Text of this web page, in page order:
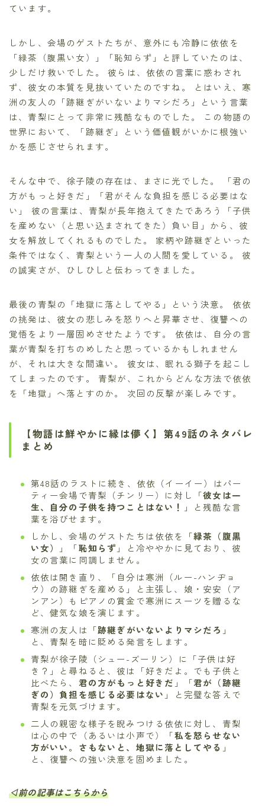
ています。
しかし、会場のゲストたちが、意外にも冷静に依依を
「緑茶（腹黒い女）」「恥知らず」と評していたのは、
少しだけ救いでした。 彼らは、依依の言葉に惑わされ
ず、彼女の本質を見抜いていたのですね。 とはいえ、寒
洲の友人の「跡継ぎがいないよりマシだろ」という言葉
は、青梨にとって非常に残酷なものでした。 この物語の
世界において、「跡継ぎ」という価値観がいかに根強い
かを感じさせられます。
そんな中で、徐子陵の存在は、まさに光でした。 「君の
方がもっと好きだ」「君がそんな負担を感じる必要はな
い」 彼の言葉は、青梨が長年抱えてきたであろう「子供
を産めない（と思い込まされてきた）負い目」から、彼
女を解放してくれるものでした。 家柄や跡継ぎといった
条件ではなく、青梨という一人の人間を愛している。 彼
の誠実さが、ひしひしと伝わってきました。
最後の青梨の「地獄に落としてやる」という決意。 依依
の挑発は、彼女の悲しみを怒りへと昇華させ、復讐への
覚悟をより一層固めさせたようです。 依依は、自分の言
葉が青梨を打ちのめしたと思っているかもしれません
が、それは大きな間違い。 彼女は、眠れる獅子を起こし
てしまったのです。 青梨が、これからどんな方法で依依
を「地獄」へ落とすのか。 次回の反撃が楽しみです。
【物語は鮮やかに縁は儚く】第49話のネタバレ
まとめ
第48話のラストに続き、依依（イーイー）はパー
ティー会場で青梨（チンリー）に対し「彼女は一
生、自分の子供を持つことはない！ 」と残酷な言
葉を浴びせます。
しかし、会場のゲストたちは依依を「緑茶（腹黒
い女）
」「恥知らず 」と冷ややかに見ており、彼
女の言葉に同調しません。
依依は開き直り、「自分は寒洲（ルー-ハンヂョ
ウ）の跡継ぎを産める」と主張し、娘・安安（ア
ンアン）もピアノの賞金で寒洲にスーツを贈るな
ど、健気な娘を演じます。
寒洲の友人は「跡継ぎがいないよりマシだろ 」
と、青梨を暗に貶める発言をします。
青梨が徐子陵（シュー-ズーリン）に「子供は好
き？」と尋ねると、彼は「好きだよ。でも子供と
比べたら、 君の方がもっと好きだ 」「君が（跡継
ぎの）負担を感じる必要はない 」と完璧な答えで
青梨を元気づけます。
二人の親密な様子を睨みつける依依に対し、青梨
は心の中で（あるいは小声で）「私を怒らせない
方がいい。さもないと、地獄に落としてやる 」
と、復讐への強い決意を固めました。
◁前の記事はこちらから